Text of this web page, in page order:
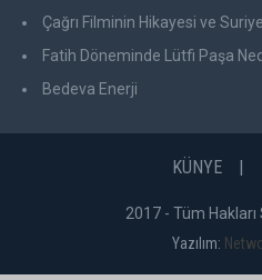
Çağrı Filminin Hikayesi ve
Fatih Döneminde Lütfi Paşa
Bedeva Enerji
KÜNYE
2017 - Tüm Hakları
Yazılım: